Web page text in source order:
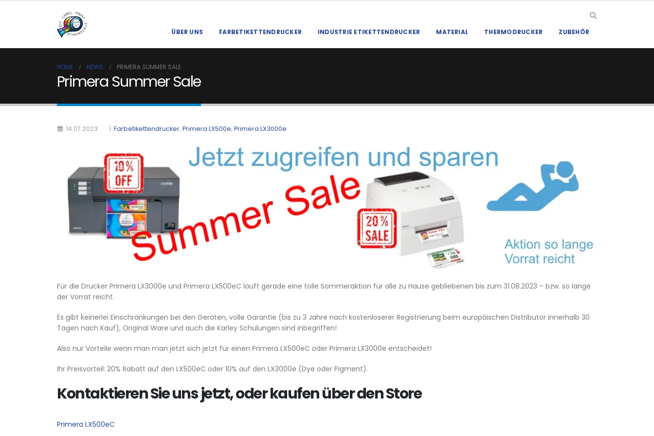
ÜBER UNS FARBETIKETTENDRUCKER INDUSTRIE ETIKETTENDRUCKER MATERIAL THERMODRUCKER ZUBEHÖR
HOME NEWS PRIMERA SUMMER SALE
Primera Summer Sale
14.07.2023 | Farbetikettendrucker, Primera LX500e, Primera LX3000e
Für die Drucker Primera LX3000e und Primera LX500eC läuft gerade eine tolle Sommeraktion für alle zu Hause gebliebenen bis zum 31.08.2023 – bzw. so lange
der Vorrat reicht.
Es gibt keinerlei Einschränkungen bei den Geräten, volle Garantie (bis zu 3 Jahre nach kostenloserer Registrierung beim europäischen Distributor innerhalb 30
Tagen nach Kauf), Original Ware und auch die Karley Schulungen sind inbegriffen!
Also nur Vorteile wenn man man jetzt sich jetzt für einen Primera LX500eC oder Primera LX3000e entscheidet!
Ihr Preisvorteil: 20% Rabatt auf den LX500eC oder 10% auf den LX3000e (Dye oder Pigment).
Kontaktieren Sie uns jetzt, oder kaufen über den Store
Primera LX500eC